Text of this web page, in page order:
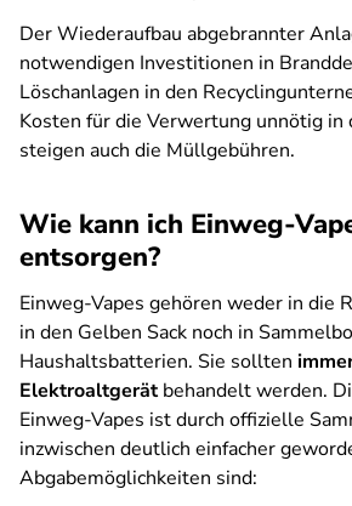
Der Wiederaufbau abgebrannter
notwendigen Investitionen in
Löschanlagen in den
Kosten für die Verwertung unnötig in
steigen auch die Müllgebühren.
Wie kann ich Einweg-
entsorgen?
Einweg-Vapes gehören weder in die
in den Gelben Sack noch in
Haushaltsbatterien. Sie sollten
Elektroaltgerätbehandelt werden.
Einweg-Vapes ist durch offizielle
inzwischen deutlich einfacher
Abgabemöglichkeiten sind: